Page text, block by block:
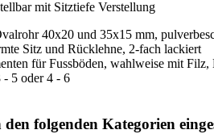
mit Sitztiefe Verstellung
40x20 und 35x15 mm,
Sitz und Rücklehne, 2-fach lackiert
für Fussböden, wahlweise mit
5 oder 4 - 6
folgenden Kategorien